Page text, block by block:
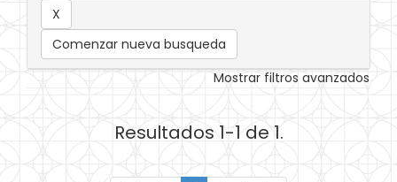
Comenzar nueva busqueda
Mostrar filtros avanzados
Resultados 1-1 de 1.